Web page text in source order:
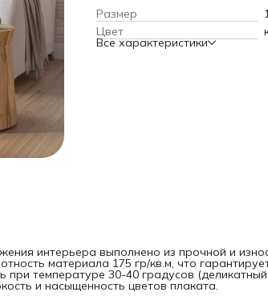
плаката. Текстильное
петель, расположенных по
использовать саморезы,
входят в комплект. Тканевое
Размер
Цвет
Все характеристики
интерьера выполнено из прочной и
материала 175 гр/кв.м, что
при температуре 30-40 градусов
и насыщенность цветов плаката.